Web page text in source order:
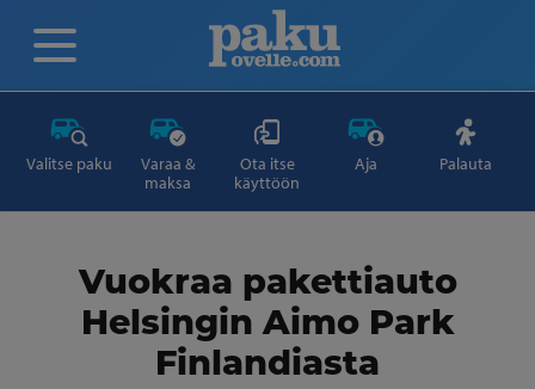
Valitse paku
Varaa &
maksa
Ota itse
käyttöön
Aja Palauta
Vuokraa pakettiauto
Helsingin Aimo Park
Finlandiasta